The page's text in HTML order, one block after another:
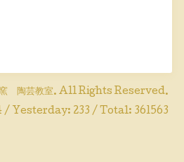
陶芸教室. All Rights Reserved.
/ Yesterday: 233 / Total: 361563